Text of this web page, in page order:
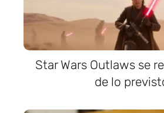
Star Wars Outlaws se
de lo